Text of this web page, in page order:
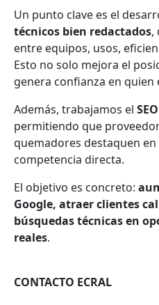
Un punto clave es el
técnicos bien redactados,
entre equipos, usos,
Esto no solo mejora el
genera confianza en quien
Además, trabajamos el
permitiendo que
quemadores destaquen
competencia directa.
El objetivo es concreto:
Google, atraer clientes
búsquedas técnicas en
reales.
CONTACTO ECRAL